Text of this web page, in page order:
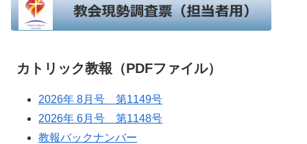
カトリック教報（PDFファイル）
2026年 8月号 第1149号
2026年 6月号 第1148号
教報バックナンバー